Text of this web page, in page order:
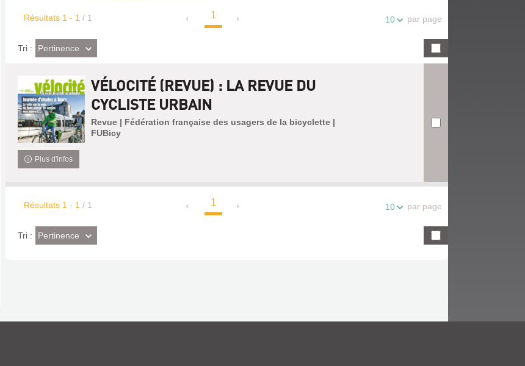
Résultats 1 - 1 / 1 1 10 par page
Tri :(Effet
imédiat)
Pertinence
VÉLOCITÉ (REVUE) : LA REVUE DU
CYCLISTE URBAIN
Revue | Fédération française des usagers de la bicyclette |
FUBicy
Plus d'infos
Résultats 1 - 1 / 1 1 10 par page
Tri :(Effet
imédiat)
Pertinence